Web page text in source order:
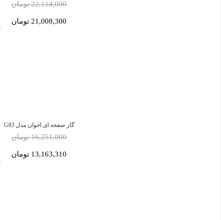
22,114,000 تومان
21,008,300 تومان
گاز صفحه ای اخوان مدل G83
16,251,000 تومان
13,163,310 تومان